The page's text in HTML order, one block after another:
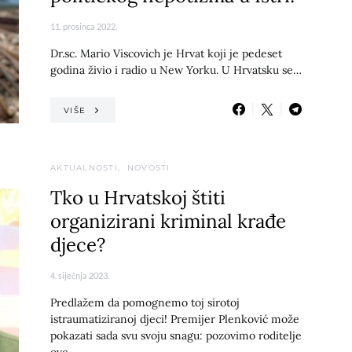
11. prosinca 2022.
Dr.sc. Mario Viscovich je Hrvat koji je pedeset
godina živio i radio u New Yorku. U Hrvatsku se…
VIŠE
AKTUALNOSTI NOVOSTI
Tko u Hrvatskoj štiti
organizirani kriminal krađe
djece?
4. siječnja 2023.
Predlažem da pomognemo toj sirotoj
istraumatiziranoj djeci! Premijer Plenković može
pokazati sada svu svoju snagu: pozovimo roditelje